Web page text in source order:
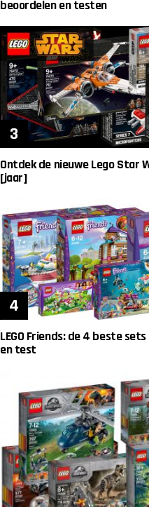
beoordelen en testen
Ontdek de nieuwe Lego Star
[jaar]
LEGO Friends: de 4 beste
en test